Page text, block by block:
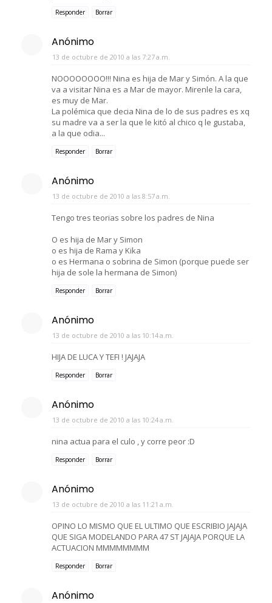
Responder Borrar
Anónimo
13 de octubre de 2010 a las 7:27 a.m.
NOOOOOOOO!!! Nina es hija de Mar y Simón. A la que
va a visitar Nina es a Mar de mayor. Mirenle la cara,
es muy de Mar.
La polémica que decia Nina de lo de sus padres es xq
su madre va a ser la que le kitó al chico q le gustaba,
a la que odia...
Responder Borrar
Anónimo
13 de octubre de 2010 a las 8:57 a.m.
Tengo tres teorias sobre los padres de Nina
O es hija de Mar y Simon
o es hija de Rama y Kika
o es Hermana o sobrina de Simon (porque puede ser
hija de sole la hermana de Simon)
Responder Borrar
Anónimo
13 de octubre de 2010 a las 10:14 a.m.
HIJA DE LUCA Y TEFI ! JAJAJA
Responder Borrar
Anónimo
13 de octubre de 2010 a las 10:24 a.m.
nina actua para el culo , y corre peor :D
Responder Borrar
Anónimo
13 de octubre de 2010 a las 11:21 a.m.
OPINO LO MISMO QUE EL ULTIMO QUE ESCRIBIO JAJAJA
QUE SIGA MODELANDO PARA 47 ST JAJAJA PORQUE LA
ACTUACION MMMMMMMM
Responder Borrar
Anónimo